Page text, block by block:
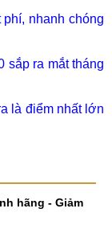
phí, nhanh chóng
sắp ra mắt tháng
là điểm nhất lớn
hãng - Giảm